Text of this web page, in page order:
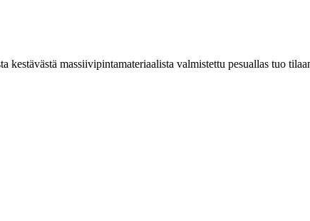
massiivipintamateriaalista valmistettu pesuallas tuo